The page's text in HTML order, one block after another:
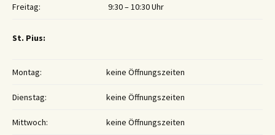
Freitag: 9:30 – 10:30 Uhr
St. Pius:
Montag: keine Öffnungszeiten
Dienstag: keine Öffnungszeiten
Mittwoch: keine Öffnungszeiten